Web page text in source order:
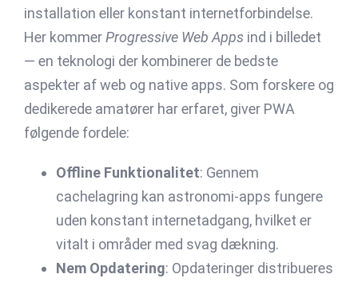
installation eller konstant internetforbindelse.
Her kommerProgressive Web Apps ind i billedet
— en teknologi der kombinerer de bedste
aspekter af web og native apps. Som forskere og
dedikerede amatører har erfaret, giver PWA
følgende fordele:
Offline Funktionalitet: Gennem
cachelagring kan astronomi-apps fungere
uden konstant internetadgang, hvilket er
vitalt i områder med svag dækning.
Nem Opdatering: Opdateringer distribueres